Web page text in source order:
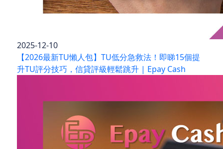
2025-12-10
【2026最新TU懶人包】TU低分急救法！即睇15個提
升TU評分技巧，信貸評級輕鬆跳升 | Epay Cash